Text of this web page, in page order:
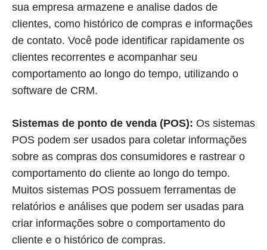
sua empresa armazene e analise dados de
clientes, como histórico de compras e informações
de contato. Você pode identificar rapidamente os
clientes recorrentes e acompanhar seu
comportamento ao longo do tempo, utilizando o
software de CRM.
Sistemas de ponto de venda (POS): Os sistemas
POS podem ser usados para coletar informações
sobre as compras dos consumidores e rastrear o
comportamento do cliente ao longo do tempo.
Muitos sistemas POS possuem ferramentas de
relatórios e análises que podem ser usadas para
criar informações sobre o comportamento do
cliente e o histórico de compras.